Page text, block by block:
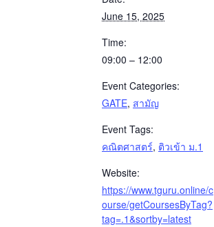
June 15, 2025
Time:
09:00 – 12:00
Event Categories:
GATE, สามัญ
Event Tags:
คณิตศาสตร์, ติวเข้า ม.1
Website:
https://www.tguru.online/c
ourse/getCoursesByTag?
tag=.1&sortby=latest